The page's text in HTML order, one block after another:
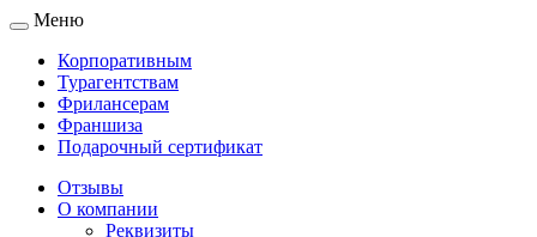
Toggle
navigation
Меню
Корпоративным
Турагентствам
Фрилансерам
Франшиза
Подарочный сертификат
Отзывы
О компании
Реквизиты